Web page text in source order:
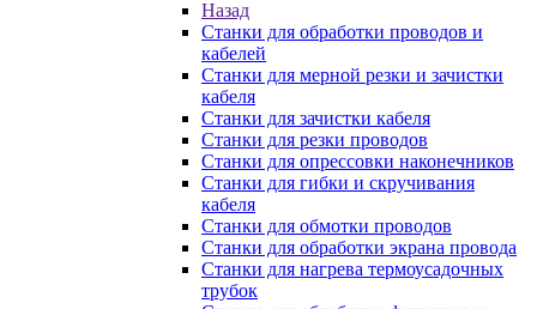
Назад
Станки для обработки проводов и
кабелей
Станки для мерной резки и зачистки
кабеля
Станки для зачистки кабеля
Станки для резки проводов
Станки для опрессовки наконечников
Станки для гибки и скручивания
кабеля
Станки для обмотки проводов
Станки для обработки экрана провода
Станки для нагрева термоусадочных
трубок